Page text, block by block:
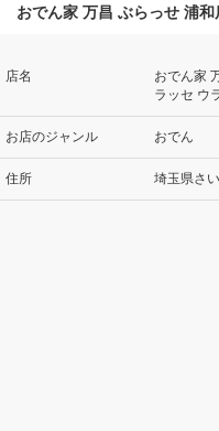
おでん家 万昌 ぶらっせ 浦
店名
おでん家
ラッセ ウ
お店のジャンル おでん
住所 埼玉県さ